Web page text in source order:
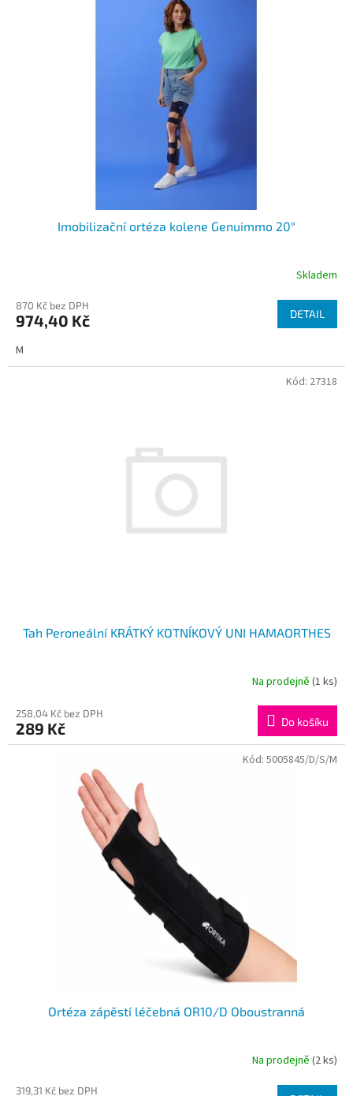
Imobilizační ortéza kolene Genuimmo 20°
Skladem
870 Kč bez DPH
974,40 Kč DETAIL
M
Tah Peroneální KRÁTKÝ KOTNÍKOVÝ UNI HAMAORTHES
Na prodejně (1 ks)
258,04 Kč bez DPH
289 Kč Do košíku
Kód: 27318
Ortéza zápěstí léčebná OR10/D Oboustranná
Na prodejně (2 ks)
319,31 Kč bez DPH
Kód: 5005845/D/S/M